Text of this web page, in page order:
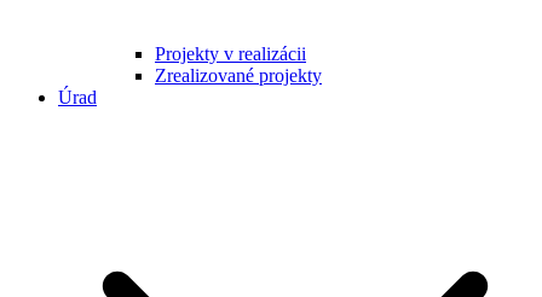
Projekty v realizácii
Zrealizované projekty
Úrad